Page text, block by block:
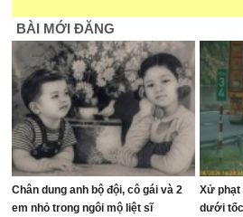
BÀI MỚI ĐĂNG
Chân dung anh bộ đội, cô gái và 2
em nhỏ trong ngôi mộ liệt sĩ
Xử phạt
dưới